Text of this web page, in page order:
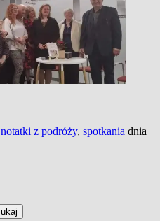
notatki z podróży, spotkania dnia